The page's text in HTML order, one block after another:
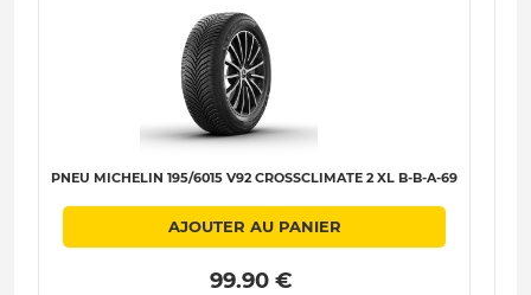
PNEU MICHELIN 195/6015 V92 CROSSCLIMATE 2 XL B-B-A-69
AJOUTER AU PANIER
99.90 €